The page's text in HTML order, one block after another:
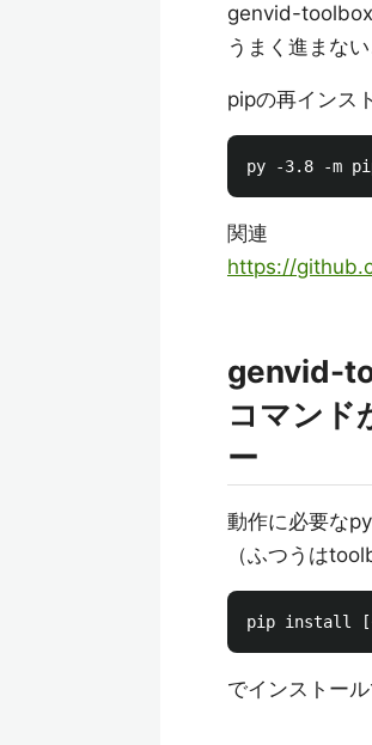
genvid-toolbox
うまく進まな
pipの再インス
関連
https://
genvid-
コマン
ー
動作に必要な
（ふつうは
でインストール